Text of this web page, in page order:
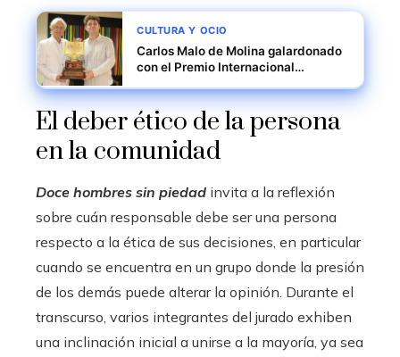
CULTURA Y OCIO
Carlos Malo de Molina galardonado
con el Premio Internacional
El deber ético de la persona
en la comunidad
Doce hombres sin piedad invita a la reflexión
sobre cuán responsable debe ser una persona
respecto a la ética de sus decisiones, en particular
cuando se encuentra en un grupo donde la presión
de los demás puede alterar la opinión. Durante el
transcurso, varios integrantes del jurado exhiben
una inclinación inicial a unirse a la mayoría, ya sea